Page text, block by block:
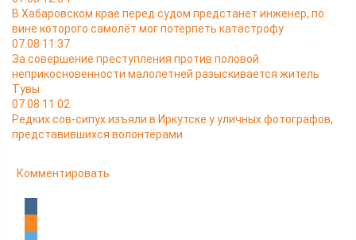
В Хабаровском крае перед судом предстанет инженер, по
вине которого самолёт мог потерпеть катастрофу
07.08 11:37
За совершение преступления против половой
неприкосновенности малолетней разыскивается житель
Тувы
07.08 11:02
Редких сов-сипух изъяли в Иркутске у уличных фотографов,
представившихся волонтёрами
Комментировать